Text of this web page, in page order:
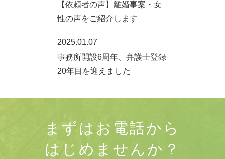
【依頼者の声】離婚事案・女
性の声をご紹介します
2025.01.07
事務所開設6周年、弁護士登録
20年目を迎えました
まずはお電話から
はじめませんか？